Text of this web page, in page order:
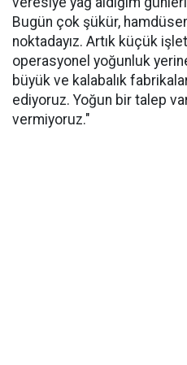
Bugün çok şükür,
noktadayız. Artık küçük
operasyonel yoğunluk
büyük ve kalabalık
ediyoruz. Yoğun bir talep
vermiyoruz."